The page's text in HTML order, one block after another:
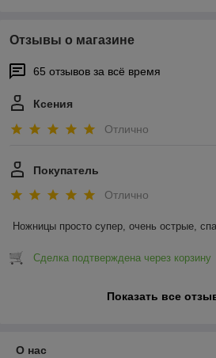
Отзывы о магазине
65 отзывов за всё время
Ксения
Отлично
Покупатель
Отлично
Ножницы просто супер, очень острые,
Сделка подтверждена через корзину
Показать все
О нас